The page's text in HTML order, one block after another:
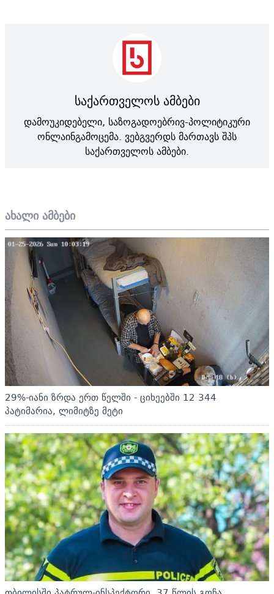
ახალი ამბები
29%-იანი ზრდა ერთ წელში - ციხეებში 12 344
პატიმარია, ლიმიტზე მეტი
საქართველოს ამბები
დამოუკიდებელი, საზოგადოებრივ-პოლიტიკური
ონლაინგამოცემა. ვებგვერდს მართავს შპს
საქართველოს ამბები.